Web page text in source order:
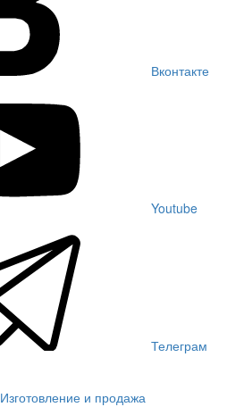
Вконтакте
Youtube
Телеграм
Изготовление и продажа